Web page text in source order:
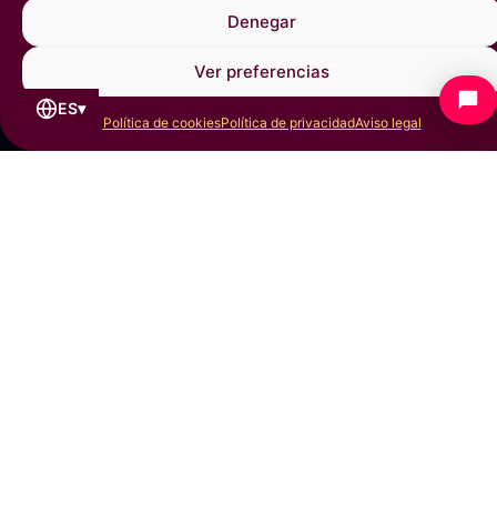
Denegar
Ver preferencias
Política de cookiesPolítica de privacidadAviso legal
ES▾